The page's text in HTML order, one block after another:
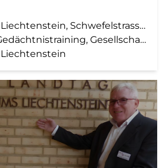
Schwefelstrasse 14 in Vaduz
Spielen, Treffen, Zemma tua - Senioren gemeinsam aktiv